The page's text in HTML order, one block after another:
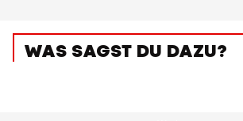
WAS SAGST DU DAZU?